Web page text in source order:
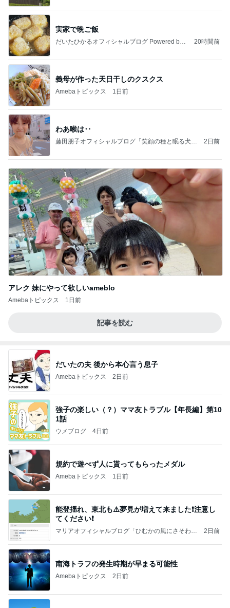
実家で晩ご飯
だいたひかるオフィシャルブログ Powered by
20時間前
義母が作った天日干しのクスクス
Amebaトピックス 1日前
わあ喉は‥
藤田朋子オフィシャルブログ「笑顔の種と眠る犬」
2日前
アレク 妹にやって欲しいameblo
Amebaトピックス 1日前
記事を読む
だいたの夫 後から本心言う息子
Amebaトピックス 2日前
強子の楽しい（？）ママ友トラブル【年長編】第10
1話
ウメブログ 4日前
規約で遊べず人に貰ってもらったメダル
Amebaトピックス 1日前
能登揺れ、東北も⚠️夢見が増えて来ました❗️注意し
てください❗️
マリアオフィシャルブログ「ひむかの風にさそわれ
2日前
南海トラフの発生時期が早まる可能性
Amebaトピックス 2日前